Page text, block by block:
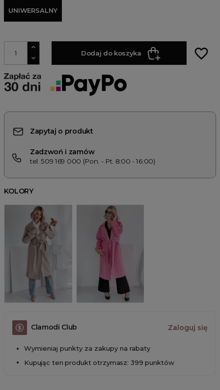
UNIWERSALNY
Dodaj do koszyka favorite_border
Zapytaj o produkt
Zadzwoń i zamów
tel. 509 169 000 (Pon. - Pt. 8:00 - 16:00)
KOLORY
Clamodi Club Zaloguj się
Wymieniaj punkty za zakupy na rabaty
Kupując ten produkt otrzymasz: 399 punktów